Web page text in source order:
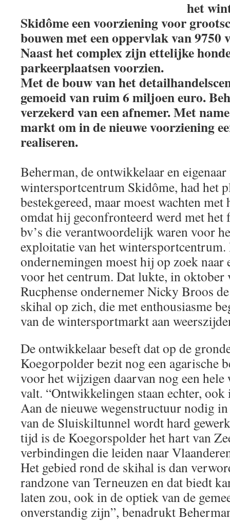
het
Skidôme een voorziening voor
bouwen met een oppervlak van 9750
Naast het complex zijn ettelijke
parkeerplaatsen voorzien.
Met de bouw van het
gemoeid van ruim 6 miljoen euro.
verzekerd van een afnemer. Met
markt om in de nieuwe voorziening
realiseren.
Beherman, de ontwikkelaar en eigenaar
wintersportcentrum Skidôme, had het
bestekgereed, maar moest wachten
omdat hij geconfronteerd werd met het
bv’s die verantwoordelijk waren voor
exploitatie van het
ondernemingen moest hij op zoek naar
voor het centrum. Dat lukte, in oktober
Rucphense ondernemer Nicky Broos
skihal op zich, die met enthousiasme
van de wintersportmarkt aan
De ontwikkelaar beseft dat op de
Koegorpolder bezit nog een agarische
voor het wijzigen daarvan nog een hele
valt. “Ontwikkelingen staan echter,
Aan de nieuwe wegenstructuur nodig
van de Sluiskiltunnel wordt hard
tijd is de Koegorspolder het hart van
verbindingen die leiden naar
Het gebied rond de skihal is dan
randzone van Terneuzen en dat biedt
laten zou, ook in de optiek van de
onverstandig zijn”, benadrukt